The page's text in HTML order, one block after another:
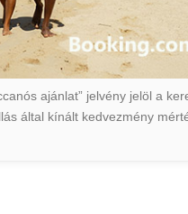
ajánlat” jelvény jelöl a
által kínált kedvezmény